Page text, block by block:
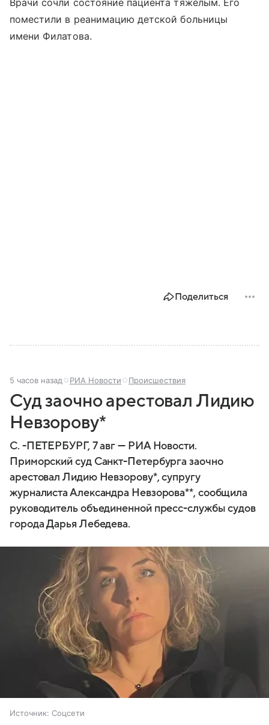
поместили в реанимацию детской больницы
имени Филатова.
Поделиться
5 часов назад РИА Новости Происшествия
Суд заочно арестовал Лидию
Невзорову*
С. -ПЕТЕРБУРГ, 7 авг — РИА Новости.
Приморский суд Санкт-Петербурга заочно
арестовал Лидию Невзорову*, супругу
журналиста Александра Невзорова**, сообщила
руководитель объединенной пресс-службы судов
города Дарья Лебедева.
Источник: Соцсети